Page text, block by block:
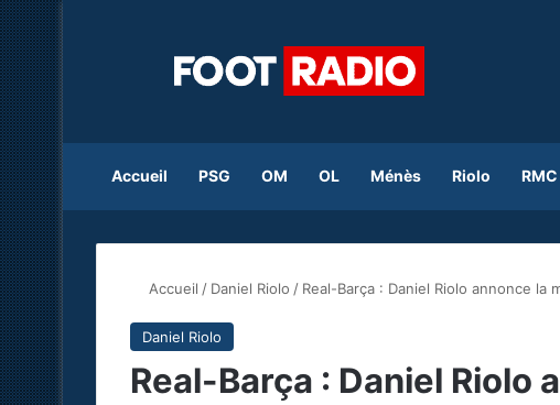
Accueil PSG OM OL Ménès Riolo RMC
Accueil / Daniel Riolo / Real-Barça : Daniel Riolo annonce la
Daniel Riolo
Real-Barça : Daniel Riolo